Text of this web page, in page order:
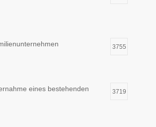
3755
eines bestehenden
3719